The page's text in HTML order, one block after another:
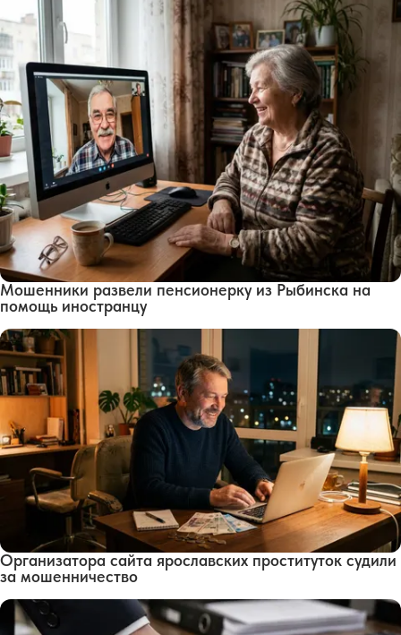
Мошенники развели пенсионерку из Рыбинска на
помощь иностранцу
Организатора сайта ярославских проституток судили
за мошенничество